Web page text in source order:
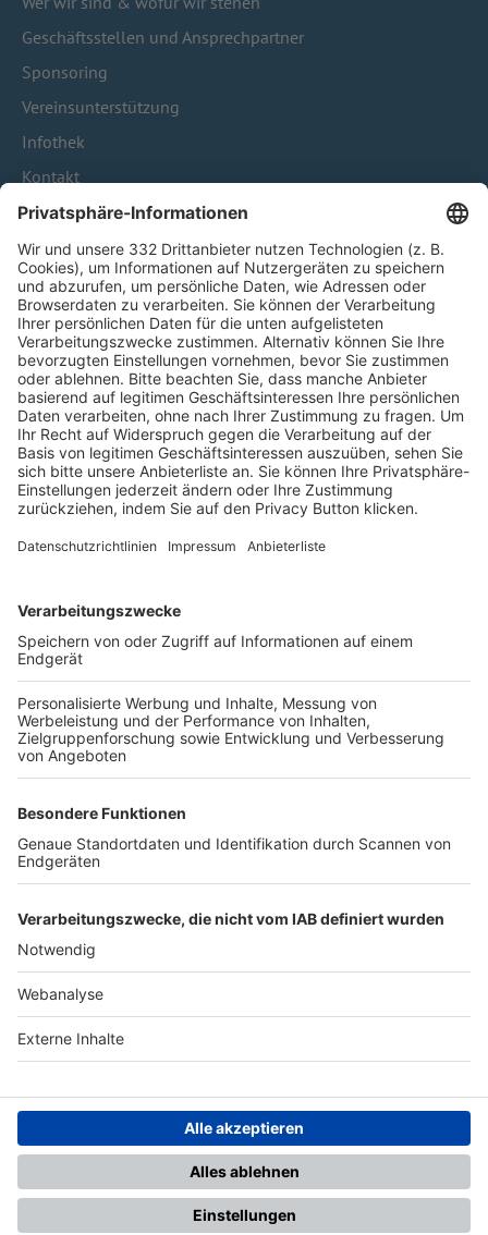
Geschäftsstellen und Ansprechpartner
Sponsoring
Vereinsunterstützung
Infothek
Kontakt
HÄUFIG BESUCHTE SEITEN
Pässe und Vereinswechsel
Trainerausbildung
Schulungsangebot Vereinsmitarbeiter
BFV-Geschäftsstellen
Trainerbörse
Login SpielPlus
FOLGE DEM BFV
TOP-VEREINE
TOP-PARTNER
Nutzungsbedingungen Datenschutz Impressum